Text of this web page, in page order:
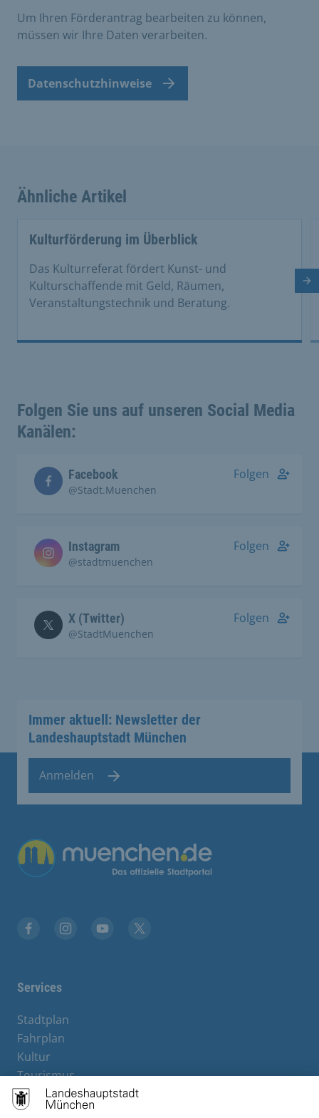
Um Ihren Förderantrag bearbeiten zu können,
müssen wir Ihre Daten verarbeiten.
Datenschutzhinweise
Ähnliche Artikel
Kulturförderung im Überblick
Das Kulturreferat fördert Kunst- und
Kulturschaffende mit Geld, Räumen,
Veranstaltungstechnik und Beratung.
Folgen Sie uns auf unseren Social Media
Kanälen:
Facebook
@Stadt.Muenchen
Folgen
Instagram
@stadtmuenchen
Folgen
X (Twitter)
@StadtMuenchen
Folgen
Immer aktuell: Newsletter der
Landeshauptstadt München
Anmelden
Services
Stadtplan
Fahrplan
Kultur
Tourismus
M-Strom
Bürgerservice